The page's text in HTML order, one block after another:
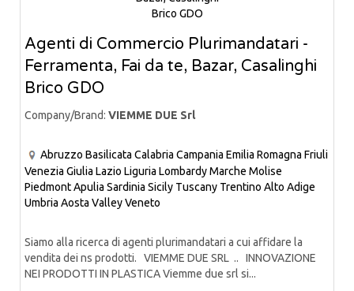
Agenti di Commercio Plurimandatari -
Ferramenta, Fai da te, Bazar, Casalinghi
Brico GDO
Company/Brand: VIEMME DUE Srl
Abruzzo Basilicata Calabria Campania Emilia Romagna Friuli
Venezia Giulia Lazio Liguria LombardyMarche Molise
PiedmontApulia Sardinia Sicily Tuscany Trentino Alto Adige
Umbria Aosta ValleyVeneto
Siamo alla ricerca di agenti plurimandatari a cui affidare la
vendita dei ns prodotti. VIEMME DUE SRL .. INNOVAZIONE
NEI PRODOTTI IN PLASTICA Viemme due srl si...